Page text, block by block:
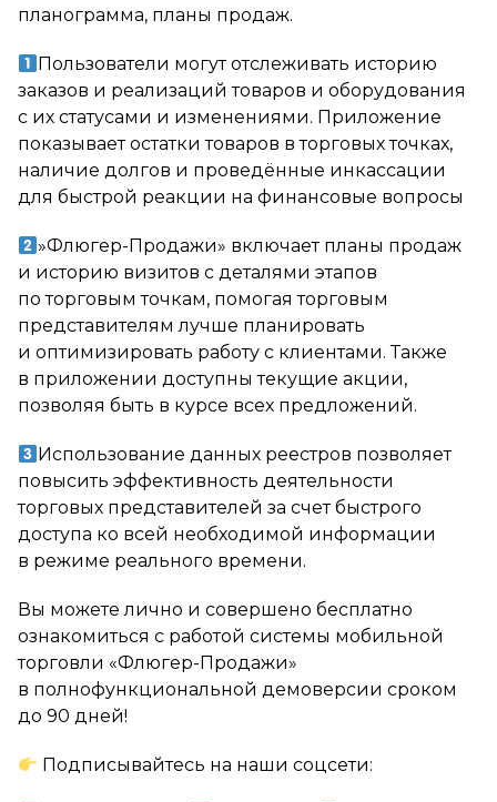
планограмма, планы продаж.
Пользователи могут отслеживать историю
заказов и реализаций товаров и оборудования
с их статусами и изменениями. Приложение
показывает остатки товаров в торговых точках,
наличие долгов и проведённые инкассации
для быстрой реакции на финансовые вопросы
»Флюгер-Продажи» включает планы продаж
и историю визитов с деталями этапов
по торговым точкам, помогая торговым
представителям лучше планировать
и оптимизировать работу с клиентами. Также
в приложении доступны текущие акции,
позволяя быть в курсе всех предложений.
Использование данных реестров позволяет
повысить эффективность деятельности
торговых представителей за счет быстрого
доступа ко всей необходимой информации
в режиме реального времени.
Вы можете лично и совершено бесплатно
ознакомиться с работой системы мобильной
торговли «Флюгер-Продажи»
в полнофункциональной демоверсии сроком
до 90 дней!
Подписывайтесь на наши соцсети: